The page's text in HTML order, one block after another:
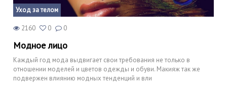
Уход за телом
2160 0 0
Модное лицо
Каждый год мода выдвигает свои требования не только в
отношении моделей и цветов одежды и обуви. Макияж так же
подвержен влиянию модных тенденций и вли